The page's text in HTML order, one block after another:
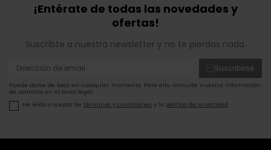
¡Entérate de todas las novedades y
ofertas!
Suscribte a nuestra newsletter y no te pierdas nada.
Suscribirse
Puede darse de baja en cualquier momento. Para ello, consulte nuestra información
de contacto en el aviso legal.
He leído y acepto los términos y condiciones y la política de privacidad